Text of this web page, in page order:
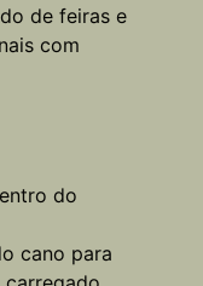
de feiras e
com
do
cano para